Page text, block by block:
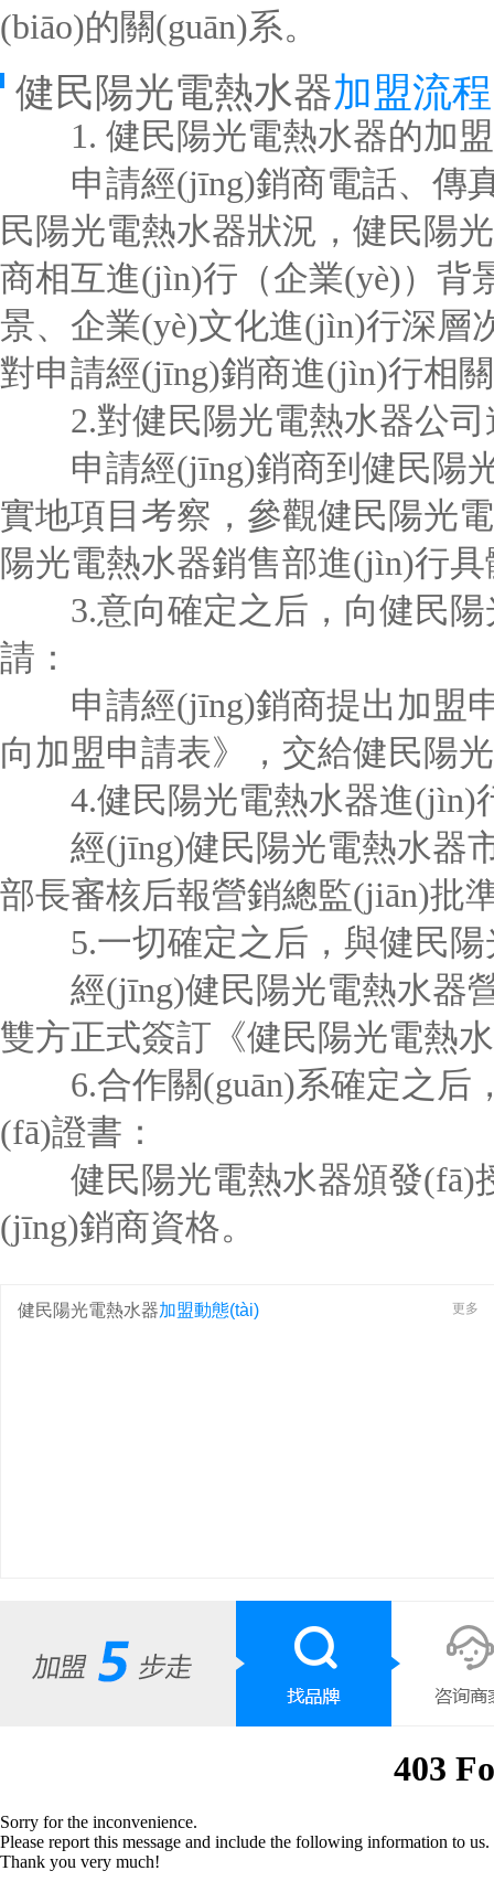
(biāo)的關(guān)系。
健民陽光電熱水器加盟流程
1. 健民陽光電熱水器的加
申請經(jīng)銷商電話、傳真
民陽光電熱水器狀況，健民陽
商相互進(jìn)行（企業(yè)）背
景、企業(yè)文化進(jìn)行深層
對申請經(jīng)銷商進(jìn)行相
2.對健民陽光電熱水器公司
申請經(jīng)銷商到健民陽光
實地項目考察，參觀健民陽光
陽光電熱水器銷售部進(jìn)行
3.意向確定之后，向健民陽
請：
申請經(jīng)銷商提出加盟申
向加盟申請表》，交給健民陽
4.健民陽光電熱水器進(jìn)
經(jīng)健民陽光電熱水器市
部長審核后報營銷總監(jiān)批
5.一切確定之后，與健民陽
經(jīng)健民陽光電熱水器營
雙方正式簽訂《健民陽光電熱
6.合作關(guān)系確定之后
(fā)證書：
健民陽光電熱水器頒發(fā)
(jīng)銷商資格。
健民陽光電熱水器加盟動態(tài) 更多